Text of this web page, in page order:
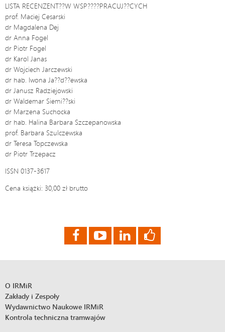
LISTA RECENZENT??W WSP????PRACUJ??CYCH
prof. Maciej Cesarski
dr Magdalena Dej
dr Anna Fogel
dr Piotr Fogel
dr Karol Janas
dr Wojciech Jarczewski
dr hab. Iwona Ja??d??ewska
dr Janusz Radziejowski
dr Waldemar Siemi??ski
dr Marzena Suchocka
dr hab. Halina Barbara Szczepanowska
prof. Barbara Szulczewska
dr Teresa Topczewska
dr Piotr Trzepacz
ISSN 0137-3617
Cena książki: 30,00 zł brutto
O IRMiR
Zakłady i Zespoły
Wydawnictwo Naukowe IRMiR
Kontrola techniczna tramwajów